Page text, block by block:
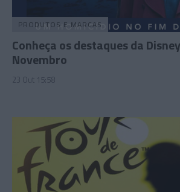
PRODUTOS E MARCAS
Conheça os destaques da
Novembro
23 Out 15:58